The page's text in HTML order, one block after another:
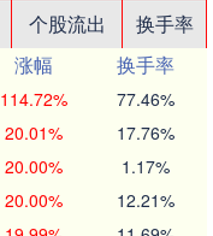
个股流出
换手率
涨幅
换手率
114.72% 77.46%
20.01% 17.76%
20.00% 1.17%
20.00% 12.21%